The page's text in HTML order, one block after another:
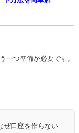
一つ準備が必要です。
ぜ口座を作らない